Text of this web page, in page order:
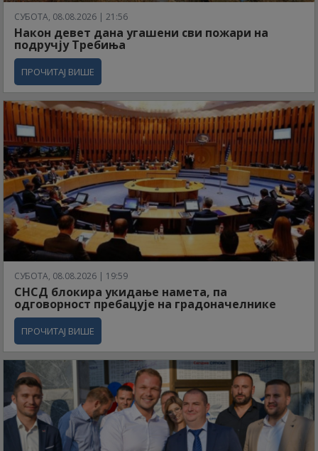
СУБОТА, 08.08.2026 | 21:56
Након девет дана угашени сви пожари на
подручју Требиња
ПРОЧИТАЈ ВИШЕ
СУБОТА, 08.08.2026 | 19:59
СНСД блокира укидање намета, па
одговорност пребацује на градоначелнике
ПРОЧИТАЈ ВИШЕ